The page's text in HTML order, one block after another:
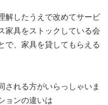
解したうえで改めてサービ
家具をストックしている会
で、家具を貸してもらえる
される方がいらっしゃいま
ョンの違いは